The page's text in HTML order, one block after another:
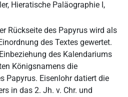
Hieratische Paläographie I,
Rückseite des Papyrus wird als
des Textes gewertet.
des Kalendariums
Königsnamens die
Papyrus. Eisenlohr datiert die
in das 2. Jh. v. Chr. und